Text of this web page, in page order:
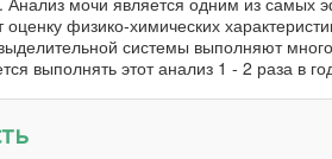
физико-химических
системы выполняют
выполнять этот анализ 1 - 2 раза в